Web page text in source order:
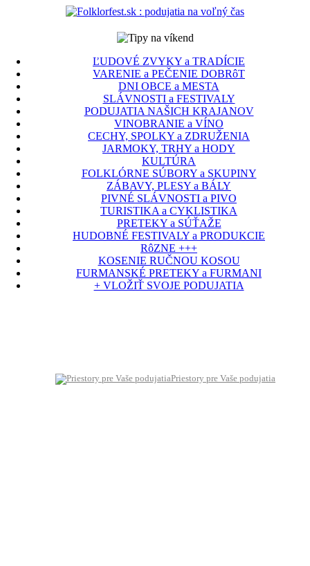
ĽUDOVÉ ZVYKY a TRADÍCIE
VARENIE a PEČENIE DOBRôT
DNI OBCE a MESTA
SLÁVNOSTI a FESTIVALY
PODUJATIA NAŠICH KRAJANOV
VINOBRANIE a VÍNO
CECHY, SPOLKY a ZDRUŽENIA
JARMOKY, TRHY a HODY
KULTÚRA
FOLKLÓRNE SÚBORY a SKUPINY
ZÁBAVY, PLESY a BÁLY
PIVNÉ SLÁVNOSTI a PIVO
TURISTIKA a CYKLISTIKA
PRETEKY a SÚŤAŽE
HUDOBNÉ FESTIVALY a PRODUKCIE
RôZNE +++
KOSENIE RUČNOU KOSOU
FURMANSKÉ PRETEKY a FURMANI
+ VLOŽIŤ SVOJE PODUJATIA
Priestory pre Vaše podujatia